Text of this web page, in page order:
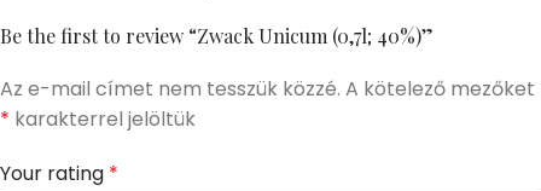
Be the first to review “Zwack Unicum (0,7l; 40%)”
Az e-mail címet nem tesszük közzé. A kötelező mezőket
* karakterrel jelöltük
Your rating *